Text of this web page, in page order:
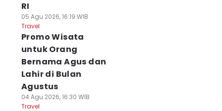
RI
05 Agu 2026, 16:19 WIB
Travel
Promo Wisata
untuk Orang
Bernama Agus dan
Lahir di Bulan
Agustus
04 Agu 2026, 16:30 WIB
Travel